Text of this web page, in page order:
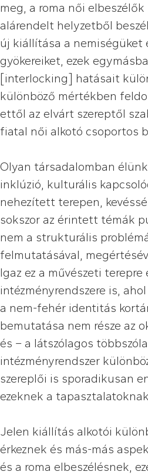
meg, a roma női
alárendelt helyzetből
új kiállítása a nemiségüket
gyökereiket, ezek
[interlocking] hatásait
különböző mértékben
ettől az elvárt szereptől
fiatal női alkotó csoportos
Olyan társadalomban
inklúzió, kulturális
nehezített terepen,
sokszor az érintett témák
nem a strukturális
felmutatásával,
Igaz ez a művészeti terepre
intézményrendszere is,
a nem-fehér identitás
bemutatása nem része az
és – a látszólagos
intézményrendszer
szereplői is sporadikusan
ezeknek a
Jelen kiállítás alkotói
érkeznek és más-más
és a roma elbeszélésnek,